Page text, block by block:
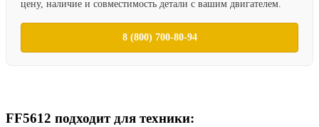
цену, наличие и совместимость детали с вашим двигателем.
8 (800) 700-80-94
FF5612 подходит для техники: